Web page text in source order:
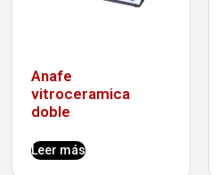
Anafe
vitroceramica
doble
Leer más